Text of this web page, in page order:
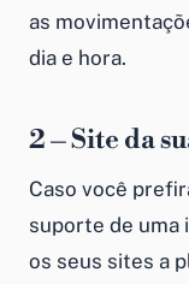
as
dia e hora.
2 – Site da
Caso você
suporte de uma
os seus sites a